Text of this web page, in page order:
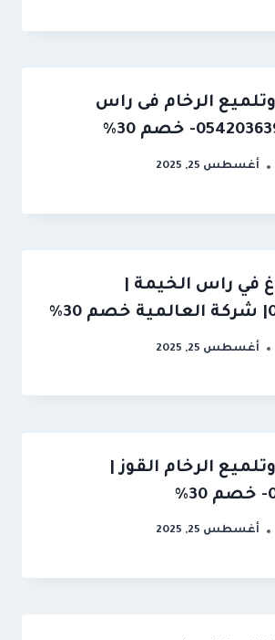
الرخام فى راس
أغسطس 25, 2025
في راس الخيمة |
أغسطس 25, 2025
الرخام القوز |
أغسطس 25, 2025